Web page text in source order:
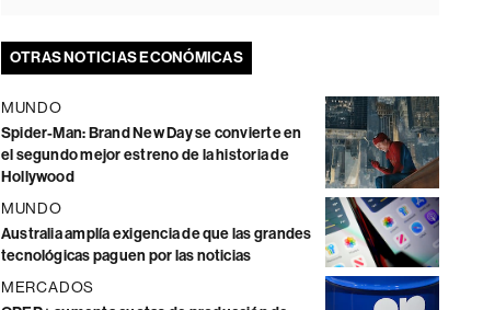
OTRAS NOTICIAS ECONÓMICAS
MUNDO
Spider-Man: Brand New Day se convierte en
el segundo mejor estreno de la historia de
Hollywood
MUNDO
Australia amplía exigencia de que las grandes
tecnológicas paguen por las noticias
MERCADOS